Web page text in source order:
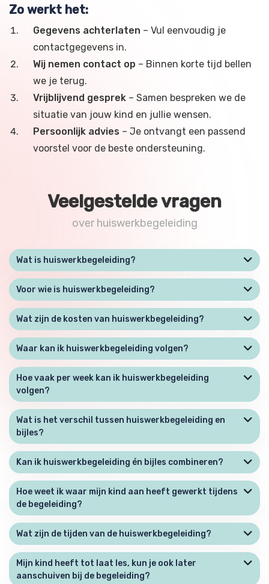
Zo werkt het:
Gegevens achterlaten – Vul eenvoudig je
contactgegevens in.
Wij nemen contact op – Binnen korte tijd bellen
we je terug.
Vrijblijvend gesprek – Samen bespreken we de
situatie van jouw kind en jullie wensen.
Persoonlijk advies – Je ontvangt een passend
voorstel voor de beste ondersteuning.
Veelgestelde vragen
over huiswerkbegeleiding
Wat is huiswerkbegeleiding?
Voor wie is huiswerkbegeleiding?
Wat zijn de kosten van huiswerkbegeleiding?
Waar kan ik huiswerkbegeleiding volgen?
Hoe vaak per week kan ik huiswerkbegeleiding
volgen?
Wat is het verschil tussen huiswerkbegeleiding en
bijles?
Kan ik huiswerkbegeleiding én bijles combineren?
Hoe weet ik waar mijn kind aan heeft gewerkt tijdens
de begeleiding?
Wat zijn de tijden van de huiswerkbegeleiding?
Mijn kind heeft tot laat les, kun je ook later
aanschuiven bij de begeleiding?